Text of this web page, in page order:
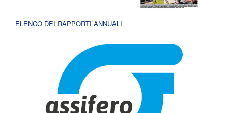
ELENCO DEI RAPPORTI ANNUALI